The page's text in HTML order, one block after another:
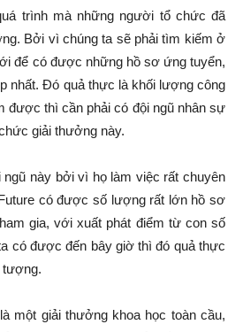
trình mà những người tổ chức đã
Bởi vì chúng ta sẽ phải tìm kiếm ở
để có được những hồ sơ ứng tuyển,
nhất. Đó quả thực là khối lượng công
được thì cần phải có đội ngũ nhân sự
giải thưởng này.
ngũ này bởi vì họ làm việc rất chuyên
có được số lượng rất lớn hồ sơ
gia, với xuất phát điểm từ con số
có được đến bây giờ thì đó quả thực
tượng.
một giải thưởng khoa học toàn cầu,